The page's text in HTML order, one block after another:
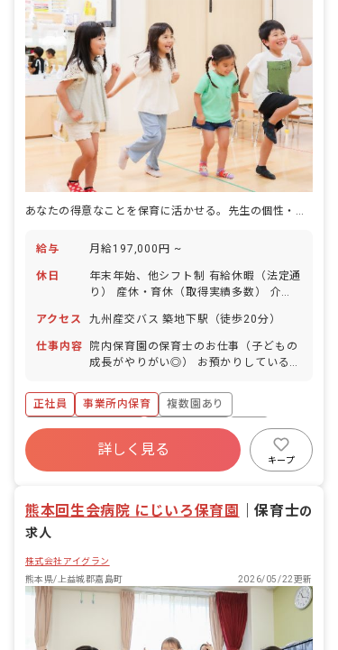
あなたの得意なことを保育に活かせる。先生の個性・やりたいことを尊重します。
給与 月給197,000円 ~
休日
年末年始、他シフト制 有給休暇（法定通
り） 産休・育休（取得実績多数） 介護
または4週4日以上の休日を付与）
アクセス 九州産交バス 築地下駅（徒歩20分）
仕事内容
院内保育園の保育士のお仕事（子どもの
成長がやりがい◎） お預かりしている子
食事・睡眠・排泄・清潔・衣類の着脱等
・集団生活を通じた社会性の装着 ・行事
の計画・実行、お知らせの作成
正社員 事業所内保育
複数園あり
ボーナス・賞与あり
社会保険完備
有給
福利厚生充実
退職金制度
昇給昇進あり
詳しく見る
キープ
熊本回生会病院 にじいろ保育園 ｜保育士の
求人
株式会社アイグラン
熊本県/上益城郡嘉島町
2026/05/22更新